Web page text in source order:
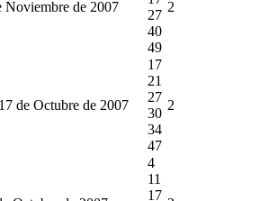
Noviembre de 2007
27
40
49
2
de Octubre de 2007
17
21
27
30
34
47
2
4
11
17